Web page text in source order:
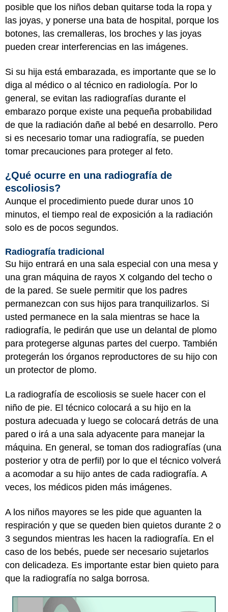
posible que los niños deban quitarse toda la ropa y
las joyas, y ponerse una bata de hospital, porque los
botones, las cremalleras, los broches y las joyas
pueden crear interferencias en las imágenes.
Si su hija está embarazada, es importante que se lo
diga al médico o al técnico en radiología. Por lo
general, se evitan las radiografías durante el
embarazo porque existe una pequeña probabilidad
de que la radiación dañe al bebé en desarrollo. Pero
si es necesario tomar una radiografía, se pueden
tomar precauciones para proteger al feto.
¿Qué ocurre en una radiografía de
escoliosis?
Aunque el procedimiento puede durar unos 10
minutos, el tiempo real de exposición a la radiación
solo es de pocos segundos.
Radiografía tradicional
Su hijo entrará en una sala especial con una mesa y
una gran máquina de rayos X colgando del techo o
de la pared. Se suele permitir que los padres
permanezcan con sus hijos para tranquilizarlos. Si
usted permanece en la sala mientras se hace la
radiografía, le pedirán que use un delantal de plomo
para protegerse algunas partes del cuerpo. También
protegerán los órganos reproductores de su hijo con
un protector de plomo.
La radiografía de escoliosis se suele hacer con el
niño de pie. El técnico colocará a su hijo en la
postura adecuada y luego se colocará detrás de una
pared o irá a una sala adyacente para manejar la
máquina. En general, se toman dos radiografías (una
posterior y otra de perfil) por lo que el técnico volverá
a acomodar a su hijo antes de cada radiografía. A
veces, los médicos piden más imágenes.
A los niños mayores se les pide que aguanten la
respiración y que se queden bien quietos durante 2 o
3 segundos mientras les hacen la radiografía. En el
caso de los bebés, puede ser necesario sujetarlos
con delicadeza. Es importante estar bien quieto para
que la radiografía no salga borrosa.